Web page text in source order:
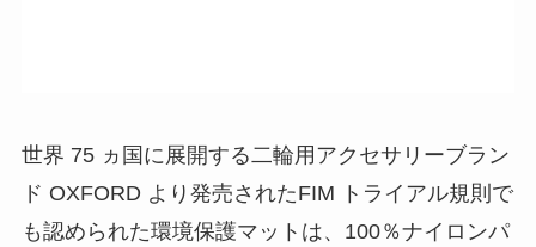
世界 75 ヵ国に展開する二輪用アクセサリーブラン
ド OXFORD より発売されたFIM トライアル規則で
も認められた環境保護マットは、100％ナイロンパ